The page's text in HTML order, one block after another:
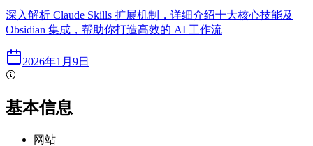
深入解析 Claude Skills 扩展机制，详细介绍十大核心技能及
Obsidian 集成，帮助你打造高效的 AI 工作流
2026年1月9日
基本信息
网站